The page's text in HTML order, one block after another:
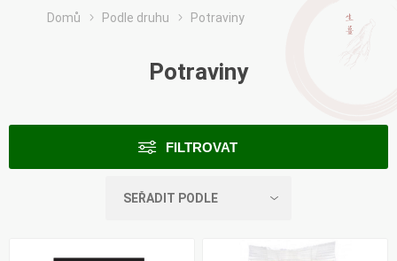
Domů Podle druhu Potraviny
Potraviny
FILTROVAT